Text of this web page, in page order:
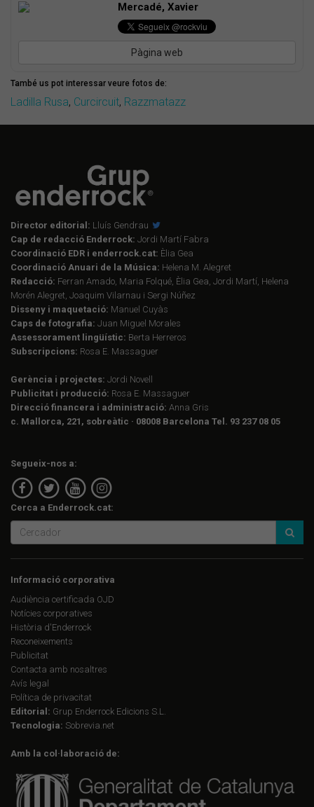
Mercadé, Xavier
Pàgina web
També us pot interessar veure fotos de:
Ladilla Rusa, Curcircuit, Razzmatazz
Director editorial: Lluís Gendrau
Cap de redacció Enderrock: Jordi Martí Fabra
Coordinació EDR i enderrock.cat: Èlia Gea
Coordinació Anuari de la Música: Helena M. Alegret
Redacció: Ferran Amado, Maria Folqué, Èlia Gea, Jordi Martí, Helena
Morén Alegret, Joaquim Vilarnau i Sergi Núñez
Disseny i maquetació: Manuel Cuyàs
Caps de fotografia: Juan Miguel Morales
Assessorament lingüístic: Berta Herreros
Subscripcions: Rosa E. Massaguer
Gerència i projectes: Jordi Novell
Publicitat i producció: Rosa E. Massaguer
Direcció financera i administració: Anna Gris
c. Mallorca, 221, sobreàtic · 08008 Barcelona Tel. 93 237 08 05
Segueix-nos a:
Cerca a Enderrock.cat:
Informació corporativa
Audiència certificada OJD
Notícies corporatives
Història d'Enderrock
Reconeixements
Publicitat
Contacta amb nosaltres
Avís legal
Política de privacitat
Editorial: Grup Enderrock Edicions S.L.
Tecnologia: Sobrevia.net
Amb la col·laboració de: